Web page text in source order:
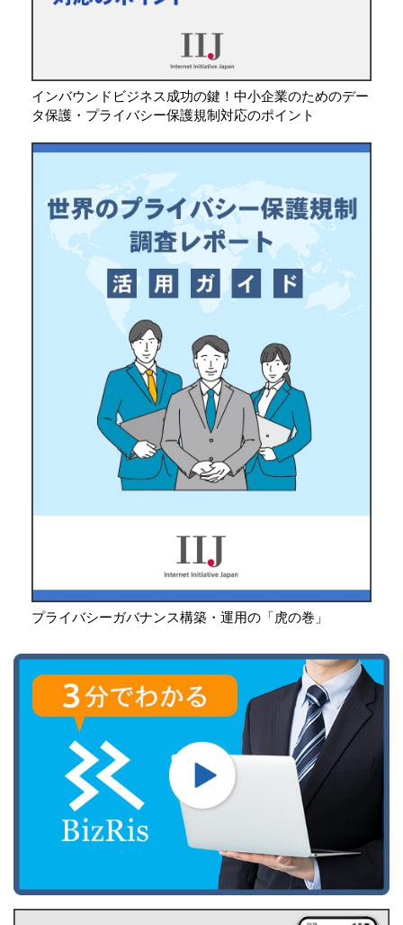
インバウンドビジネス成功の鍵！中小企業のためのデー
タ保護・プライバシー保護規制対応のポイント
プライバシーガバナンス構築・運用の「虎の巻」